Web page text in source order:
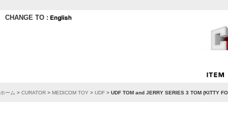
CHANGE TO :
ホーム > CURATOR > MEDICOM TOY > UDF > UDF TOM and JERRY SERIES 3 TOM (KITTY